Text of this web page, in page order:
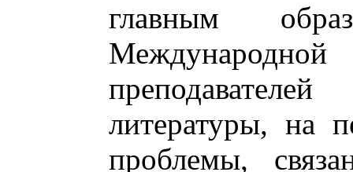
главным
литературы, на
проблемы,